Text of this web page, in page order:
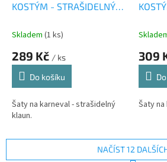
KOSTÝM - STRAŠIDELNÝ
Skladem (1 ks)
289 Kč / ks
Do košíku
Šaty na karneval - strašidelný
klaun.
309
Šaty
NAČÍST 12